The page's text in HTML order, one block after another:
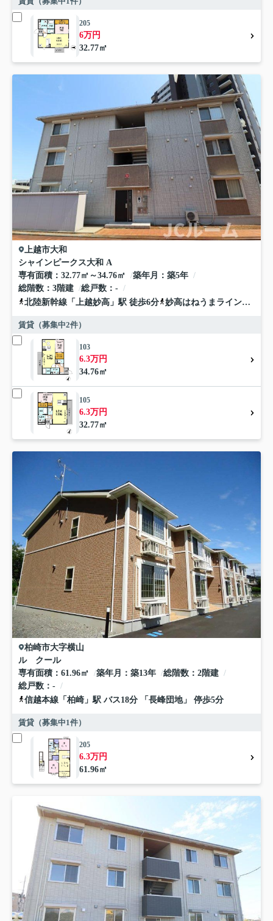
205
6万円
32.77㎡
上越市大和
シャインピークス大和 A
専有面積
32.77㎡～34.76㎡ 築年月
築5年
総階数
3階建 総戸数
-
北陸新幹線 「 上越妙高 」駅 徒歩6分 妙高はねうまライン「
賃貸（募集中2件）
103
6.3万円
34.76㎡
105
6.3万円
32.77㎡
柏崎市大字横山
ル クール
専有面積
61.96㎡ 築年月 築13年 総階数
2階建
総戸数
-
信越本線 「柏崎 」駅 バス18分 「長峰団地」 停歩5分
賃貸（募集中1件）
205
6.3万円
61.96㎡